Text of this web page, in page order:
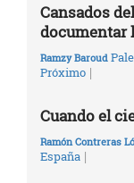
Cansados
documentar
Ramzy Baroud
Próximo |
Cuando el
Ramón Contreras
España |